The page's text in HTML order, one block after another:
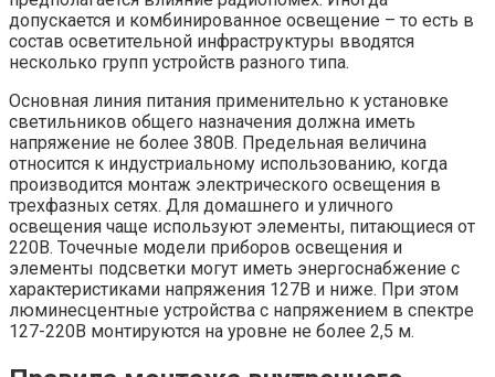
допускается и комбинированное освещение – то есть в
состав осветительной инфраструктуры вводятся
несколько групп устройств разного типа.
Основная линия питания применительно к установке
светильников общего назначения должна иметь
напряжение не более 380В. Предельная величина
относится к индустриальному использованию, когда
производится монтаж электрического освещения в
трехфазных сетях. Для домашнего и уличного
освещения чаще используют элементы, питающиеся от
220В. Точечные модели приборов освещения и
элементы подсветки могут иметь энергоснабжение с
характеристиками напряжения 127В и ниже. При этом
люминесцентные устройства с напряжением в спектре
127-220В монтируются на уровне не более 2,5 м.